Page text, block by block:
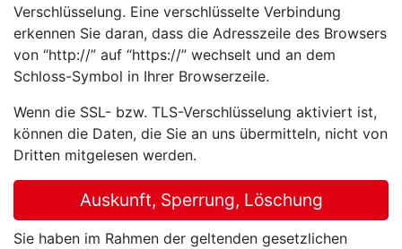
Verschlüsselung. Eine verschlüsselte Verbindung
erkennen Sie daran, dass die Adresszeile des Browsers
von “http://” auf “https://” wechselt und an dem
Schloss-Symbol in Ihrer Browserzeile.
Wenn die SSL- bzw. TLS-Verschlüsselung aktiviert ist,
können die Daten, die Sie an uns übermitteln, nicht von
Dritten mitgelesen werden.
Auskunft, Sperrung, Löschung
Sie haben im Rahmen der geltenden gesetzlichen